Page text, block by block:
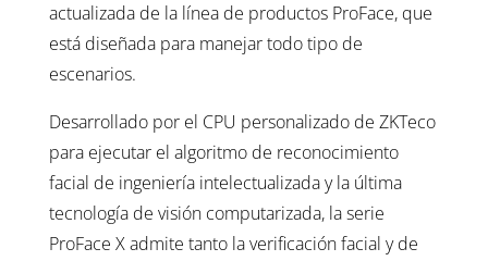
actualizada de la línea de productos ProFace, que
está diseñada para manejar todo tipo de
escenarios.
Desarrollado por el CPU personalizado de ZKTeco
para ejecutar el algoritmo de reconocimiento
facial de ingeniería intelectualizada y la última
tecnología de visión computarizada, la serie
ProFace X admite tanto la verificación facial y de